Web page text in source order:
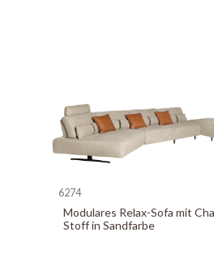
6274
Modulares Relax-Sofa mit
Stoff in Sandfarbe